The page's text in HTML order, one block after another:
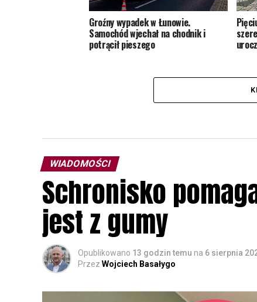
Groźny wypadek w Łunowie.
Samochód wjechał na chodnik i
potrącił pieszego
WIADOMOŚCI
Schronisko
jest z gumy
Opublikowano 13 godzin temu na 6 sierpnia
Przez Wojciech Basałygo